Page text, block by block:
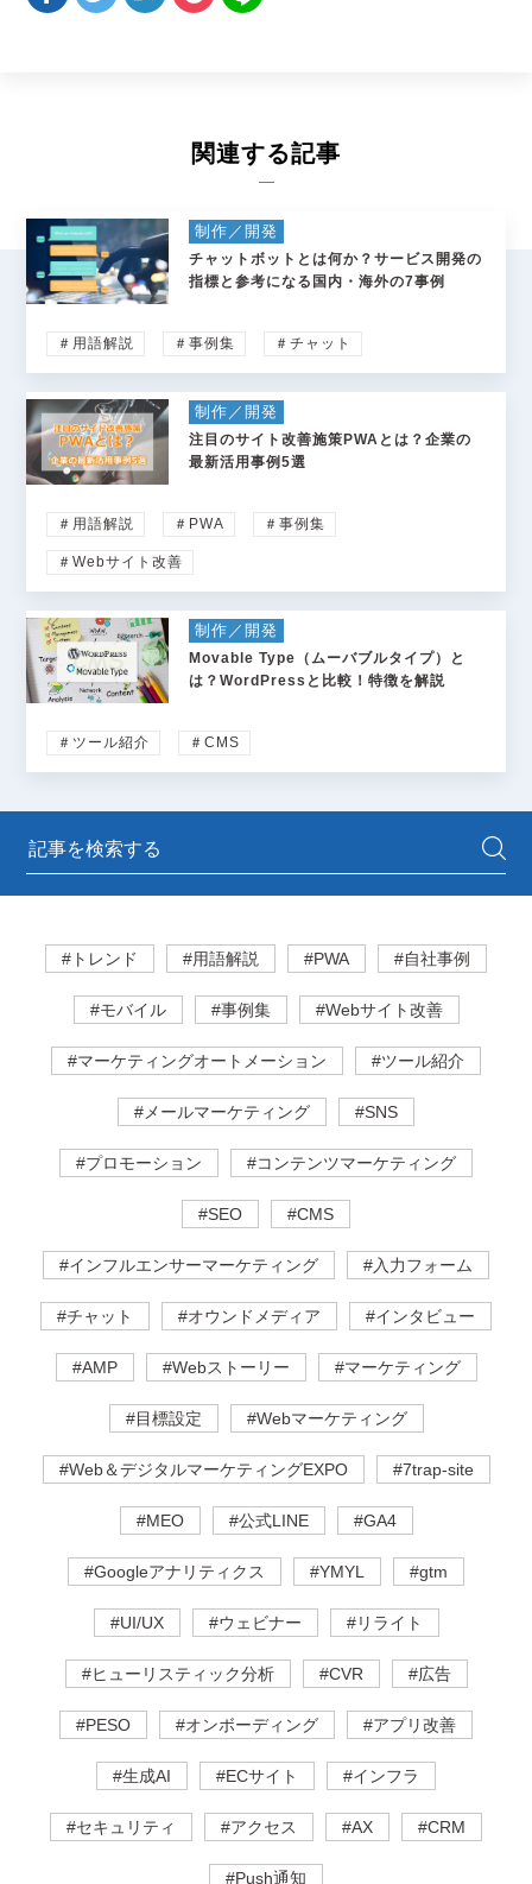
関連する記事
制作／開発
チャットボットとは何か？サービス開発の
指標と参考になる国内・海外の7事例
＃用語解説 ＃事例集 ＃チャット
制作／開発
注目のサイト改善施策PWAとは？企業の
最新活用事例5選
＃用語解説 ＃PWA ＃事例集
＃Webサイト改善
制作／開発
Movable Type（ムーバブルタイプ）と
は？WordPressと比較！特徴を解説
＃ツール紹介 ＃CMS
#トレンド #用語解説 #PWA #自社事例
#モバイル #事例集 #Webサイト改善
#マーケティングオートメーション #ツール紹介
#メールマーケティング #SNS
#プロモーション #コンテンツマーケティング
#SEO #CMS
#インフルエンサーマーケティング #入力フォーム
#チャット #オウンドメディア #インタビュー
#AMP #Webストーリー #マーケティング
#目標設定 #Webマーケティング
#Web＆デジタルマーケティングEXPO #7trap-site
#MEO #公式LINE #GA4
#Googleアナリティクス #YMYL #gtm
#UI/UX #ウェビナー #リライト
#ヒューリスティック分析 #CVR #広告
#PESO #オンボーディング #アプリ改善
#生成AI #ECサイト #インフラ
#セキュリティ #アクセス #AX #CRM
#Push通知